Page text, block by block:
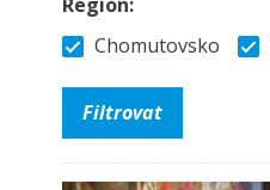
Chomutovsko